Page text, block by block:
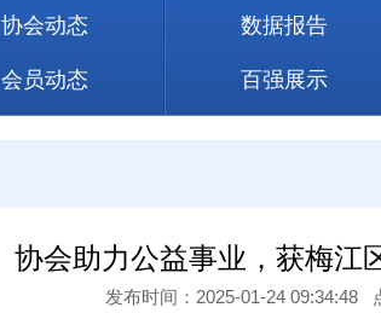
协会动态
会员动态
数据报告
百强展示
协会助力公益事业，获梅江
发布时间：2025-01-24 09:34:48